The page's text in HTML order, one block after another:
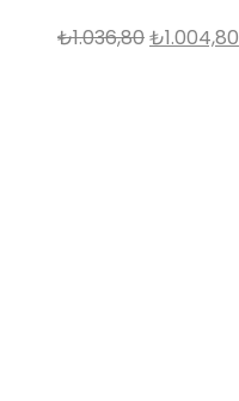
₺1.036,80Orijinal
₺1.004,80